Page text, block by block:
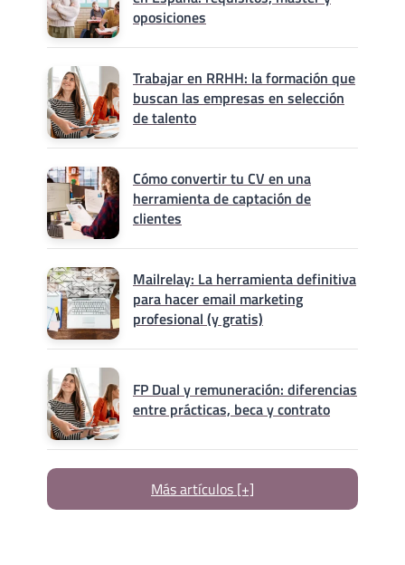
oposiciones
Trabajar en RRHH: la formación que
buscan las empresas en selección
de talento
Cómo convertir tu CV en una
herramienta de captación de
clientes
Mailrelay: La herramienta definitiva
para hacer email marketing
profesional (y gratis)
FP Dual y remuneración: diferencias
entre prácticas, beca y contrato
Más artículos [+]